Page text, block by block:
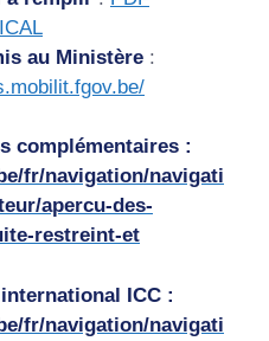
au Ministère :
complémentaires :
fr/navigation/navigati
apercu-des-
restreint-et
ICC :
fr/navigation/navigati